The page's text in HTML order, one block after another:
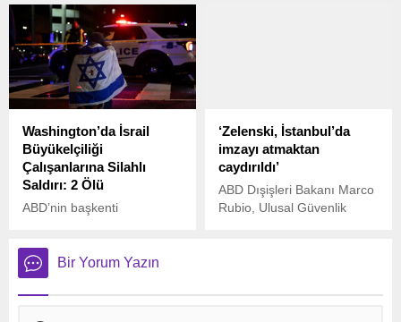
akademisyenler, İsrail’in
Gazze Şeridi’nde yürüttüğü
askeri operasyonların
soykırım boyutuna ulaştığı
uyarısında bulundu.
Washington’da İsrail
Büyükelçiliği
Çalışanlarına Silahlı
Saldırı: 2 Ölü
ABD’nin başkenti
yönelik düzenlenen silahlı
saldırıda 2 kişi hayatını
kaybetti. Olay, Yahudi
‘Zelenski, İstanbul’da
imzayı atmaktan
caydırıldı’
ABD Dışişleri Bakanı Marco
Rubio, Ulusal Güvenlik
erdirmek için müzakere
Bir Yorum Yazın